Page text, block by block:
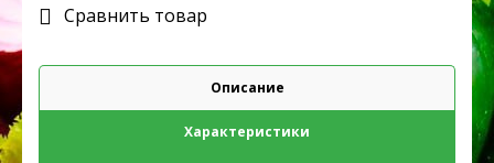
Cравнить товар
Описание
Характеристики